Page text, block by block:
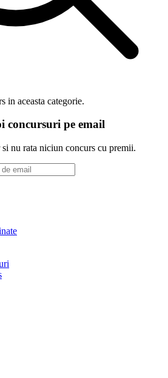
in aceasta categorie.
concursuri pe email
nu rata niciun concurs cu premii.